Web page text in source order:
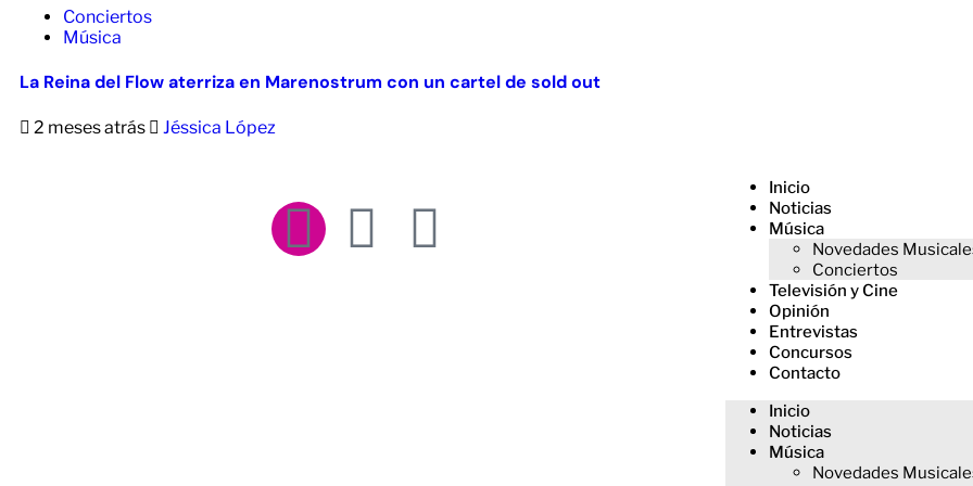
Conciertos
Música
La Reina del Flow aterriza en Marenostrum con un cartel de sold out
2 meses atrás Jéssica López
Inicio
Noticias
Música
Novedades
Conciertos
Televisión y Cine
Opinión
Entrevistas
Concursos
Contacto
Inicio
Noticias
Música
Novedades